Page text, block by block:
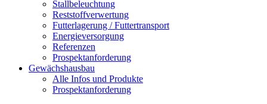
Stallbeleuchtung
Reststoffverwertung
Futterlagerung / Futtertransport
Energieversorgung
Referenzen
Prospektanforderung
Gewächshausbau
Alle Infos und Produkte
Prospektanforderung